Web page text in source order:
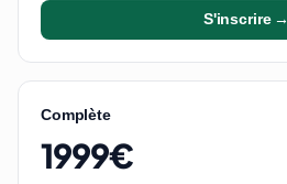
S'inscrire →
Complète
1999€